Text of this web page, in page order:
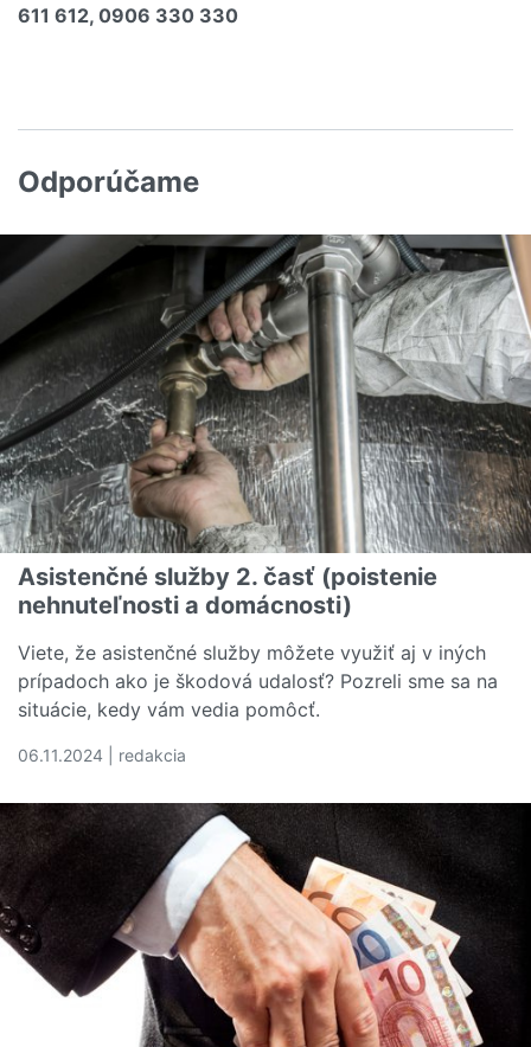
611 612, 0906 330 330
Odporúčame
Asistenčné služby 2. časť (poistenie
nehnuteľnosti a domácnosti)
Viete, že asistenčné služby môžete využiť aj v iných
prípadoch ako je škodová udalosť? Pozreli sme sa na
situácie, kedy vám vedia pomôcť.
06.11.2024 | redakcia